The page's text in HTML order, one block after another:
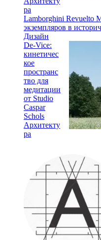
ра
Lamborghini Revuelto
экземпляров в
Дизайн
De-Vice:
кинетичес
кое
пространс
тво для
медитации
от Studio
Caspar
Schols
Архитекту
ра